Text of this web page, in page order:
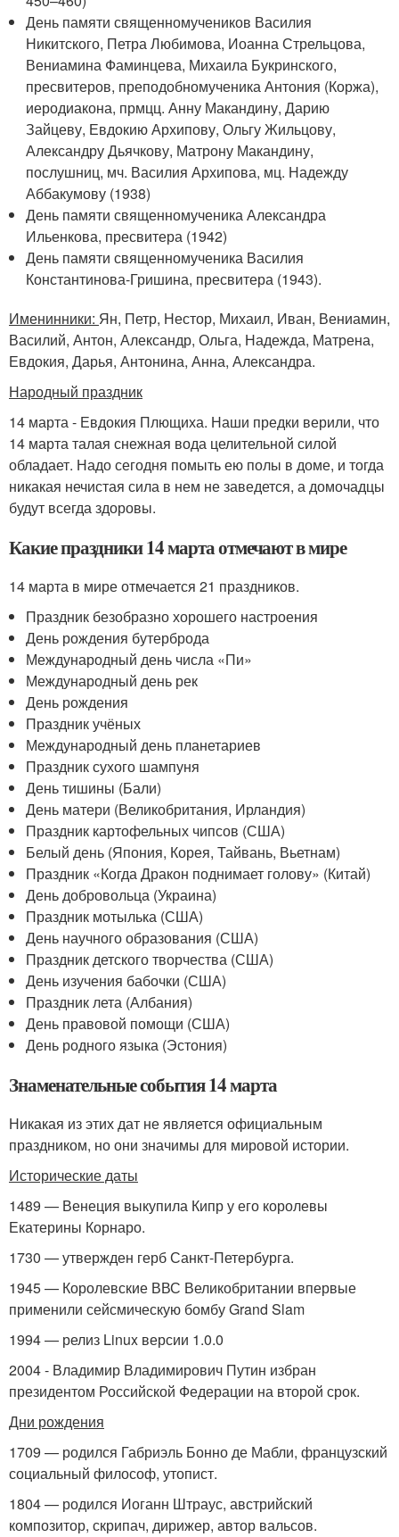
День памяти священномучеников Василия
Никитского, Петра Любимова, Иоанна Стрельцова,
Вениамина Фаминцева, Михаила Букринского,
пресвитеров, преподобномученика Антония (Коржа),
иеродиакона, прмцц. Анну Макандину, Дарию
Зайцеву, Евдокию Архипову, Ольгу Жильцову,
Александру Дьячкову, Матрону Макандину,
послушниц, мч. Василия Архипова, мц. Надежду
Аббакумову (1938)
День памяти священномученика Александра
Ильенкова, пресвитера (1942)
День памяти священномученика Василия
Константинова-Гришина, пресвитера (1943).
Именинники: Ян, Петр, Нестор, Михаил, Иван, Вениамин,
Василий, Антон, Александр, Ольга, Надежда, Матрена,
Евдокия, Дарья, Антонина, Анна, Александра.
Народный праздник
14 марта - Евдокия Плющиха. Наши предки верили, что
14 марта талая снежная вода целительной силой
обладает. Надо сегодня помыть ею полы в доме, и тогда
никакая нечистая сила в нем не заведется, а домочадцы
будут всегда здоровы.
Какие праздники 14 марта отмечают в мире
14 марта в мире отмечается 21 праздников.
Праздник безобразно хорошего настроения
День рождения бутерброда
Международный день числа «Пи»
Международный день рек
День рождения
Праздник учёных
Международный день планетариев
Праздник сухого шампуня
День тишины (Бали)
День матери (Великобритания, Ирландия)
Праздник картофельных чипсов (США)
Белый день (Япония, Корея, Тайвань, Вьетнам)
Праздник «Когда Дракон поднимает голову» (Китай)
День добровольца (Украина)
Праздник мотылька (США)
День научного образования (США)
Праздник детского творчества (США)
День изучения бабочки (США)
Праздник лета (Албания)
День правовой помощи (США)
День родного языка (Эстония)
Знаменательные события 14 марта
Никакая из этих дат не является официальным
праздником, но они значимы для мировой истории.
Исторические даты
1489 — Венеция выкупила Кипр у его королевы
Екатерины Корнаро.
1730 — утвержден герб Санкт-Петербурга.
1945 — Королевские ВВС Великобритании впервые
применили сейсмическую бомбу Grand Slam
1994 — релиз Linux версии 1.0.0
2004 - Владимир Владимирович Путин избран
президентом Российской Федерации на второй срок.
Дни рождения
1709 — родился Габриэль Бонно де Мабли, французский
социальный философ, утопист.
1804 — родился Иоганн Штраус, австрийский
композитор, скрипач, дирижер, автор вальсов.